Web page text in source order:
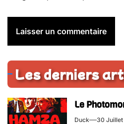
Les derniers
Le
Duck 30 Juillet